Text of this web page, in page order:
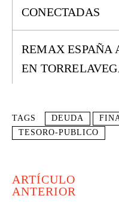
CONECTADAS
REMAX ESPAÑA
EN
TAGS DEUDA
TESORO-PUBLICO
ARTÍCULO
ANTERIOR